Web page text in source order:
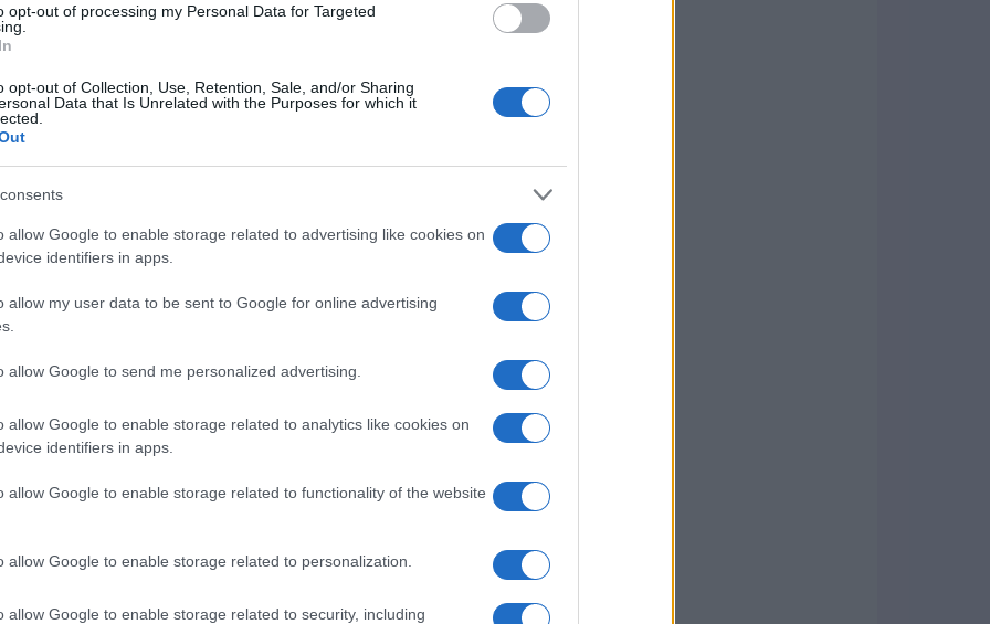
opt-out of processing my Personal Data for Targeted
opt-out of Collection, Use, Retention, Sale, and/or Sharing
Data that Is Unrelated with the Purposes for which it
allow Google to enable storage related to advertising like cookies on
identifiers in apps.
allow my user data to be sent to Google for online advertising
allow Google to send me personalized advertising.
allow Google to enable storage related to analytics like cookies on
identifiers in apps.
allow Google to enable storage related to functionality of the website
allow Google to enable storage related to personalization.
allow Google to enable storage related to security, including
artistico ha creato un mercato vivace.
offre una selezione di monete con
rarità, spesso certificate da
per celebrare la ricchezza della fauna
temi troviamo i
il bufalo e il leopardo, seguiti da altre
tra il 1994 e il 1998. Ogni moneta di questa
del continente. Per esempio, la
di soli 2.902 esemplari, rendendola un
come la moneta delBufalodel 1997,
coniati.